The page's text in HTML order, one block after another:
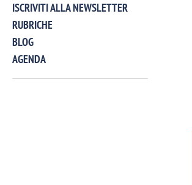
ISCRIVITI ALLA NEWSLETTER
RUBRICHE
BLOG
AGENDA